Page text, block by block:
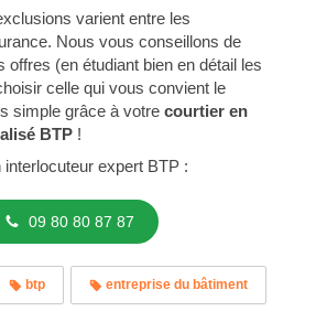
varient entre les
Nous vous conseillons de
offres (en étudiant bien en détail les
celle qui vous convient le
simple grâce à votre courtier en
BTP !
expert BTP :
09 80 80 87 87
btp entreprise du bâtiment